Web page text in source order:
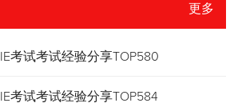
更多
考试考试经验分享TOP580
考试考试经验分享TOP584